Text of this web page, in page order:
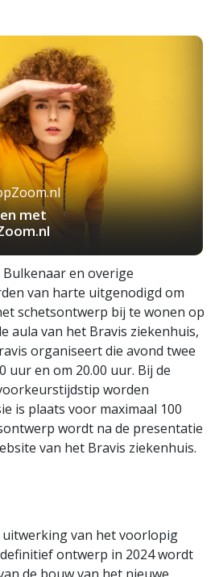
met
en overige
van harte uitgenodigd om
schetsontwerp bij te wonen op
aula van het Bravis ziekenhuis,
organiseert die avond twee
uur en om 20.00 uur. Bij de
worden
is plaats voor maximaal 100
wordt na de presentatie
van het Bravis ziekenhuis.
van het voorlopig
ontwerp in 2024 wordt